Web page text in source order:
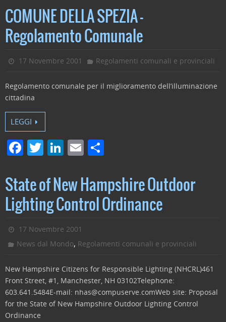
c
e
b
o
k
itt
er
k
e
dI
n
ai
l
n
di
vi
di
COMUNE DELLA SPEZIA –
Regolamento Comunale
17 Novembre 2001 Regolamenti comunali e provinciali
Regolamento comunale per il miglioramento dell’illuminazione
cittadina
LEGGI
F
c
e
b
o
o
T
itt
er
Li
k
e
dI
n
E
ai
l
n
di
vi
State of New Hampshire Outdoor
Lighting Control Ordinance
17 Novembre 2001
News dal Mondo, Regolamenti comunali e provinciali
New Hampshire Citizens for Responsible Lighting (NHCRL)461
Front Street, #1, Manchester, NH 03102Telephone:
603.641.5484E-mail: nhas@compuserve.comWeb site: Proposal
for the State of New Hampshire Outdoor Lighting Control
Ordinance